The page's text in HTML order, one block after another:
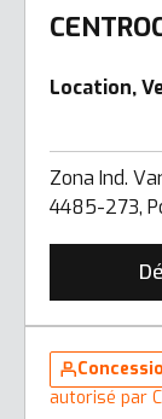
Location,
Zona Ind.
4485-273,
autorisé par